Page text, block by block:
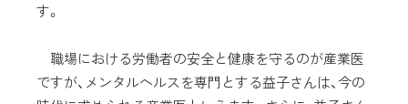
す。
職場における労働者の安全と健康を守るのが産業医
ですが、メンタルヘルスを専門とする益子さんは、今の